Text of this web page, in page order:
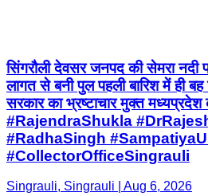
सिंगरौली देवसर जनपद की सेमरा
लागत से बनी पुल पहली बारिश में ही
सरकार का भ्रष्टाचार मुक्त मध्यप्रदेश
#RajendraShukla
#RadhaSingh
#CollectorOfficeSingrauli
Singrauli, Singrauli | Aug 6, 2026